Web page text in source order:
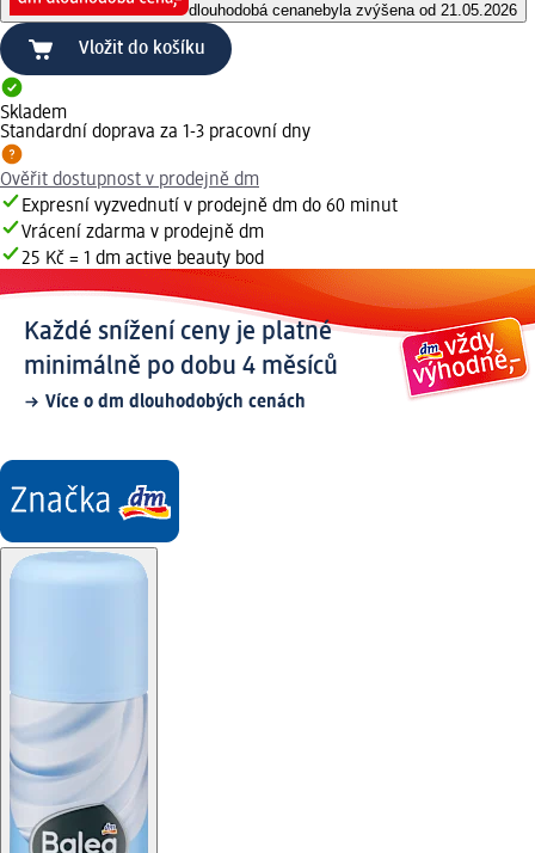
dlouhodobá cenanebyla zvýšena od 21.05.2026
Vložit do košíku
Skladem
Standardní doprava za 1-3 pracovní dny
Ověřit dostupnost v prodejně dm
Expresní vyzvednutí v prodejně dm do 60 minut
Vrácení zdarma v prodejně dm
25 Kč = 1 dm active beauty bod
Každé snížení ceny je platné
minimálně po dobu 4 měsíců
Více o dm dlouhodobých cenách